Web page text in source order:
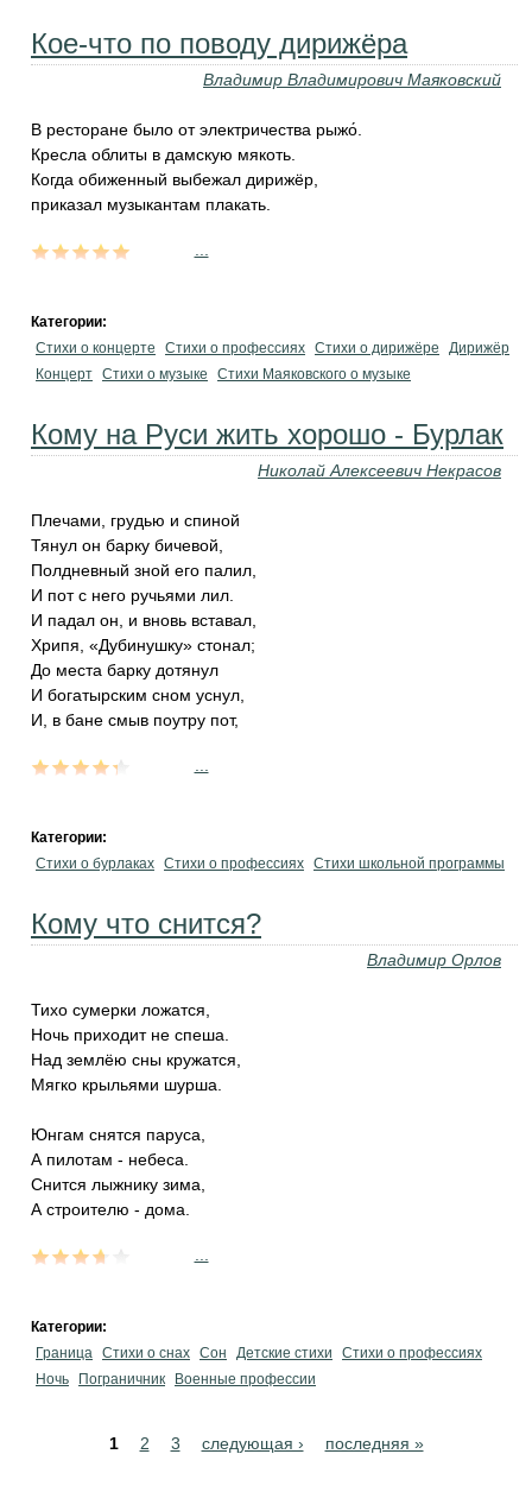
Кое-что по поводу дирижёра
Владимир Владимирович Маяковский
В ресторане было от электричества рыжо́.
Кресла облиты в дамскую мякоть.
Когда обиженный выбежал дирижёр,
приказал музыкантам плакать.
Категории:
Стихи о концерте
Стихи о профессиях Стихи о дирижёре
Дирижёр
Концерт Стихи о музыке Стихи Маяковского о музыке
Кому на Руси жить хорошо - Бурлак
Николай Алексеевич Некрасов
Плечами, грудью и спиной
Тянул он барку бичевой,
Полдневный зной его палил,
И пот с него ручьями лил.
И падал он, и вновь вставал,
Хрипя, «Дубинушку» стонал;
До места барку дотянул
И богатырским сном уснул,
И, в бане смыв поутру пот,
Категории:
Стихи о бурлаках Стихи о профессиях Стихи школьной программы
Кому что снится?
Владимир Орлов
Тихо сумерки ложатся,
Ночь приходит не спеша.
Над землёю сны кружатся,
Мягко крыльями шурша.
Юнгам снятся паруса,
А пилотам - небеса.
Снится лыжнику зима,
А строителю - дома.
Категории:
Граница Стихи о снах Сон Детские стихи
Стихи о профессиях
Ночь
Пограничник Военные профессии
1 2 3 следующая › последняя »